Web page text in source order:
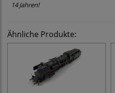
14 Jahren!
Ähnliche Produkte: